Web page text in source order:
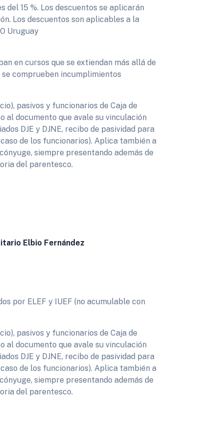
15 %. Los descuentos se aplicarán
Los descuentos son aplicables a la
Uruguay
en cursos que se extiendan más allá de
comprueben incumplimientos
pasivos y funcionarios de Caja de
al documento que avale su vinculación
DJE y DJNE, recibo de pasividad para
de los funcionarios). Aplica también a
siempre presentando además de
del parentesco.
Elbio Fernández
por ELEF y IUEF (no acumulable con
pasivos y funcionarios de Caja de
al documento que avale su vinculación
DJE y DJNE, recibo de pasividad para
de los funcionarios). Aplica también a
siempre presentando además de
del parentesco.